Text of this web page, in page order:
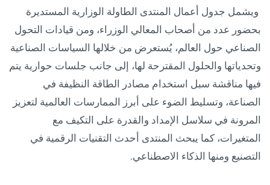
ويشمل جدول أعمال المنتدى الطاولة الوزارية المستديرة
بحضور عدد من أصحاب المعالي الوزراء، ومن قيادات التحول
الصناعي حول العالم، يُستعرض من خلالها السياسات الصناعية
وتحدياتها والحلول المقترحة لها، إلى جانب جلسات حوارية يتم
فيها مناقشة سبل استخدام مصادر الطاقة النظيفة في
الصناعة، وتسليط الضوء على أبرز الممارسات العالمية لتعزيز
المرونة في سلاسل الإمداد والقدرة على التكيف مع
المتغيرات، كما يبحث المنتدى أحدث التقنيات الرقمية في
التصنيع ومنها الذكاء الاصطناعي.